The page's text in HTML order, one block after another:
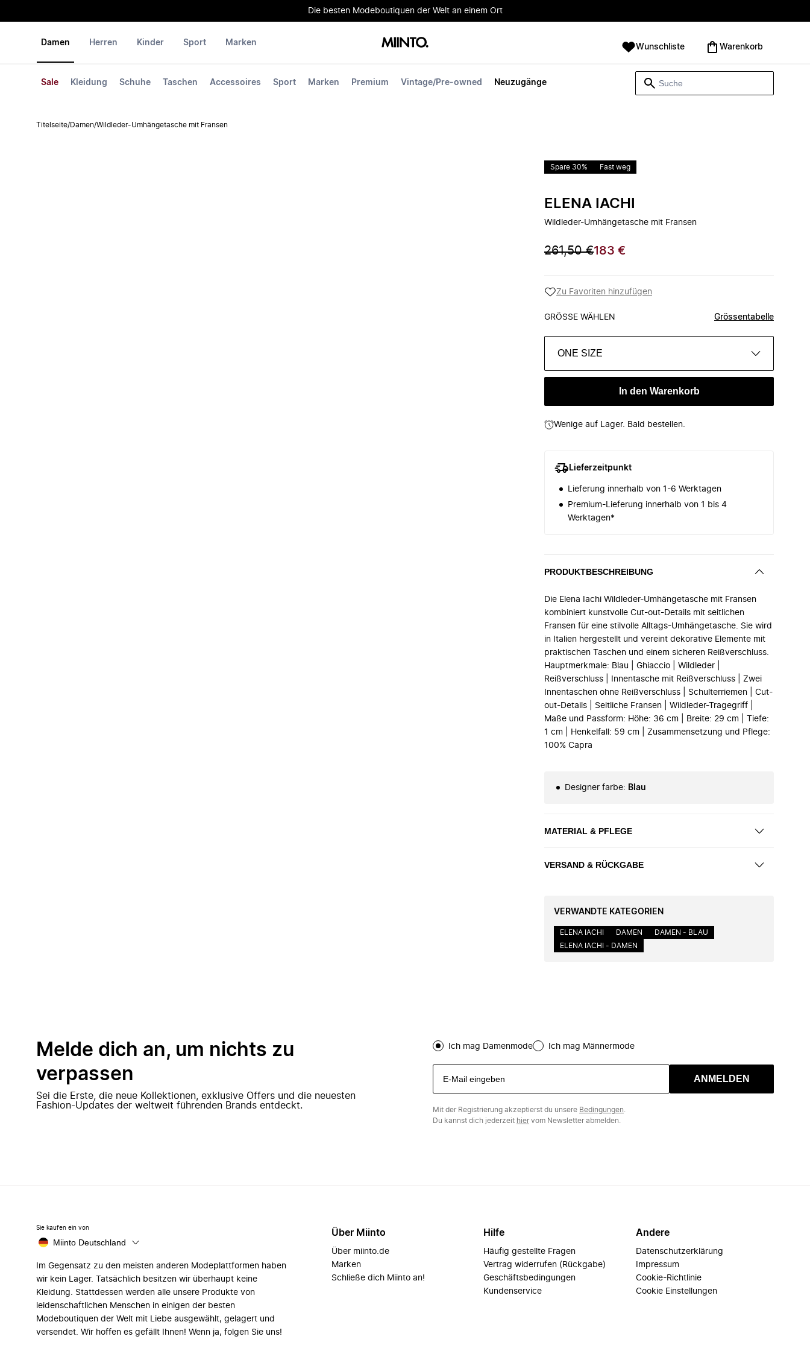
Die besten Modeboutiquen der Welt an einem Ort
Damen
Sale Kleidung Schuhe Taschen Accessoires Sport Marken Premium Vintage/Pre-owned Neuzugänge
Herren Kinder Sport Marken Wunschliste Warenkorb
Titelseite/Damen/Wildleder-Umhängetasche mit Fransen
Spare 30% Fast weg
ELENA IACHI
Wildleder-Umhängetasche mit Fransen
261,50 €183 €
Zu Favoriten hinzufügen
GRÖSSE WÄHLEN Grössentabelle
ONE SIZE
In den Warenkorb
Wenige auf Lager. Bald bestellen.
Lieferzeitpunkt
Lieferung innerhalb von 1-6 Werktagen
Premium-Lieferung innerhalb von 1 bis 4
Werktagen*
PRODUKTBESCHREIBUNG
Die Elena Iachi Wildleder-Umhängetasche mit Fransen
kombiniert kunstvolle Cut-out-Details mit seitlichen
Fransen für eine stilvolle Alltags-Umhängetasche. Sie wird
in Italien hergestellt und vereint dekorative Elemente mit
praktischen Taschen und einem sicheren Reißverschluss.
Hauptmerkmale: Blau | Ghiaccio | Wildleder |
Reißverschluss | Innentasche mit Reißverschluss | Zwei
Innentaschen ohne Reißverschluss | Schulterriemen | Cut-
out-Details | Seitliche Fransen | Wildleder-Tragegriff |
Maße und Passform: Höhe: 36 cm | Breite: 29 cm | Tiefe:
1 cm | Henkelfall: 59 cm | Zusammensetzung und Pflege:
100% Capra
Designer farbe: Blau
MATERIAL & PFLEGE
VERSAND & RÜCKGABE
VERWANDTE KATEGORIEN
ELENA IACHI DAMEN
DAMEN - BLAU
ELENA IACHI - DAMEN
Melde dich an, um nichts zu
verpassen
Sei die Erste, die neue Kollektionen, exklusive Offers und die neuesten
Fashion-Updates der weltweit führenden Brands entdeckt.
Ich mag Damenmode Ich mag Männermode
ANMELDEN
Mit der Registrierung akzeptierst du unsere Bedingungen
Du kannst dich jederzeit hiervom Newsletter abmelden.
Sie kaufen ein von
Miinto Deutschland
Im Gegensatz zu den meisten anderen Modeplattformen haben
wir kein Lager. Tatsächlich besitzen wir überhaupt keine
Kleidung. Stattdessen werden alle unsere Produkte von
leidenschaftlichen Menschen in einigen der besten
Modeboutiquen der Welt mit Liebe ausgewählt, gelagert und
versendet. Wir hoffen es gefällt Ihnen! Wenn ja, folgen Sie uns!
Über Miinto
Über miinto.de
Marken
Schließe dich Miinto an!
Hilfe
Häufig gestellte Fragen
Vertrag widerrufen (Rückgabe)
Geschäftsbedingungen
Kundenservice
Andere
Datenschutzerklärung
Impressum
Cookie-Richtlinie
Cookie Einstellungen